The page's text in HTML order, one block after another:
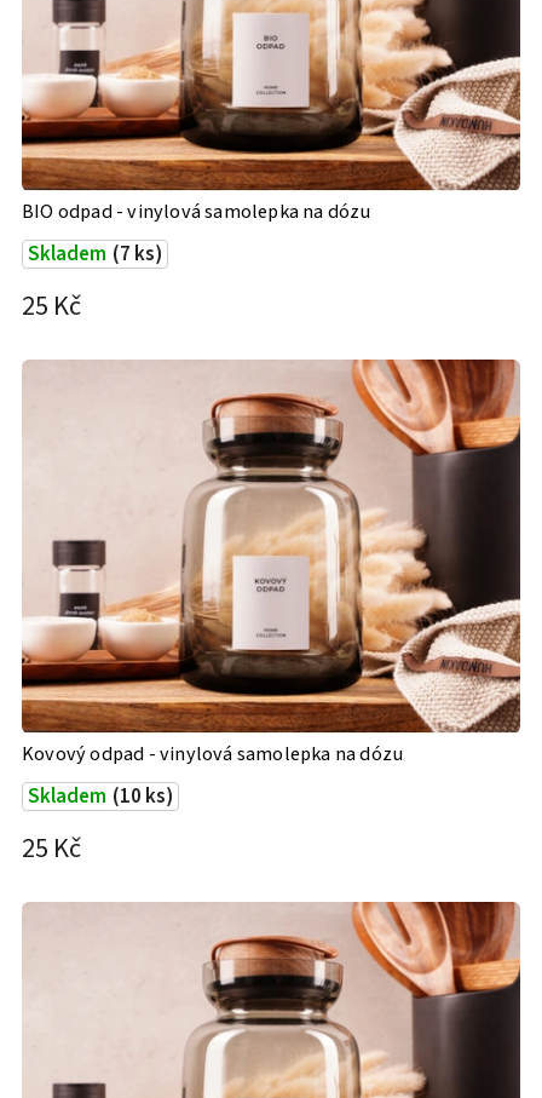
BIO odpad - vinylová samolepka na dózu
Skladem (7 ks)
25 Kč
Kovový odpad - vinylová samolepka na dózu
Skladem (10 ks)
25 Kč